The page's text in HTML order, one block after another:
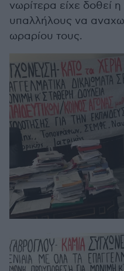
νωρίτερα είχε δοθεί
υπαλλήλους να
ωραρίου τους.